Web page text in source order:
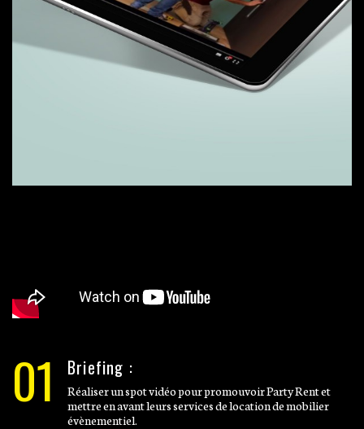
01 Briefing :
Réaliser un spot vidéo pour promouvoir Party Rent et
mettre en avant leurs services de location de mobilier
évènementiel.